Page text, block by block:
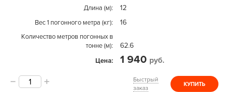
Длина (м) 12
Вес 1 погонного метра (кг) 16
Количество метров погонных в
тонне (м)
62.6
Цена 1 940 руб.
Быстрый
заказ
КУПИТЬ